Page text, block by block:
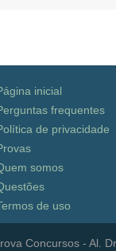
inicial
frequentes
de privacidade
somos
de uso
Concursos - Al.